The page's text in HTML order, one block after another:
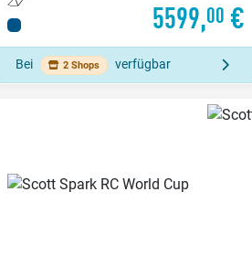
5599,00 €
Bei 2 Shops verfügbar